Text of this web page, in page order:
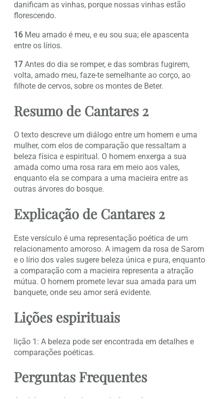
danificam as vinhas, porque nossas vinhas estão
florescendo.
16 Meu amado é meu, e eu sou sua; ele apascenta
entre os lírios.
17 Antes do dia se romper, e das sombras fugirem,
volta, amado meu, faze-te semelhante ao corço, ao
filhote de cervos, sobre os montes de Beter.
Resumo de Cantares 2
O texto descreve um diálogo entre um homem e uma
mulher, com elos de comparação que ressaltam a
beleza física e espiritual. O homem enxerga a sua
amada como uma rosa rara em meio aos vales,
enquanto ela se compara a uma macieira entre as
outras árvores do bosque.
Explicação de Cantares 2
Este versículo é uma representação poética de um
relacionamento amoroso. A imagem da rosa de Sarom
e o lírio dos vales sugere beleza única e pura, enquanto
a comparação com a macieira representa a atração
mútua. O homem promete levar sua amada para um
banquete, onde seu amor será evidente.
Lições espirituais
lição 1: A beleza pode ser encontrada em detalhes e
comparações poéticas.
Perguntas Frequentes